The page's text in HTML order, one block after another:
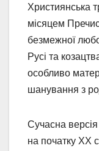
Християнська
місяцем
безмежної
Русі та
особливо
шанування з
Сучасна
на початку XX